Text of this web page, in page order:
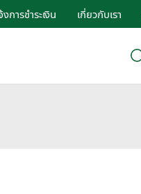
การชำระเงิน เกี่ยวกับเรา